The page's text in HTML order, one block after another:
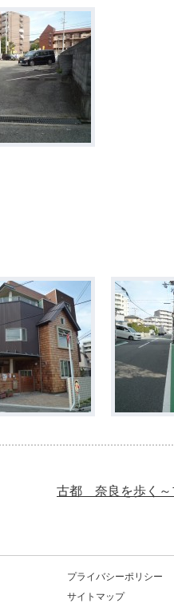
古都 奈良を歩く～
プライバシーポリシー
サイトマップ